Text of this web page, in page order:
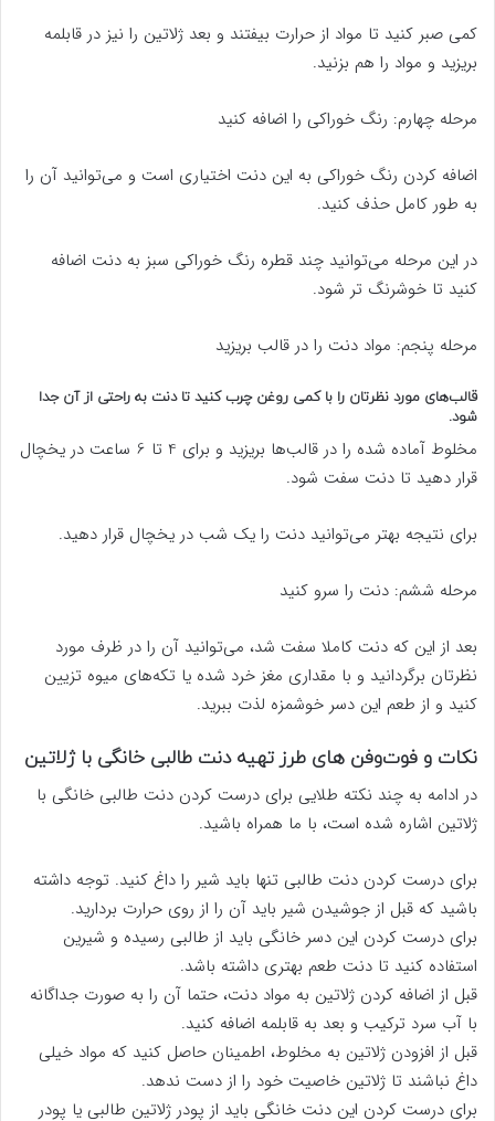
کمی صبر کنید تا مواد از حرارت بیفتند و بعد ژلاتین را نیز در قابلمه
بریزید و مواد را هم بزنید.
مرحله چهارم: رنگ خوراکی را اضافه کنید
اضافه کردن رنگ خوراکی به این دنت اختیاری است و می‌توانید آن را
به طور کامل حذف کنید.
در این مرحله می‌توانید چند قطره رنگ خوراکی سبز به دنت اضافه
کنید تا خوشرنگ تر شود.
مرحله پنجم: مواد دنت را در قالب بریزید
قالب‌های مورد نظرتان را با کمی روغن چرب کنید تا دنت به ‌راحتی از آن جدا
شود.
مخلوط آماده ‌شده را در قالب‌ها بریزید و برای 4 تا 6 ساعت در یخچال
قرار دهید تا دنت سفت شود.
برای نتیجه بهتر می‌توانید دنت را یک شب در یخچال قرار دهید.
مرحله ششم: دنت را سرو کنید
بعد از این که دنت کاملا سفت شد، می‌توانید آن را در ظرف مورد
نظرتان برگردانید و با مقداری مغز خرد شده یا تکه‌های میوه تزیین
کنید و از طعم این دسر خوشمزه لذت ببرید.
نکات و فوت‌وفن های طرز تهیه دنت طالبی خانگی با ژلاتین
در ادامه به چند نکته طلایی برای درست کردن دنت طالبی خانگی با
ژلاتین اشاره شده است، با ما همراه باشید.
برای درست کردن دنت طالبی تنها باید شیر را داغ کنید. توجه داشته
باشید که قبل از جوشیدن شیر باید آن را از روی حرارت بردارید.
برای درست کردن این دسر خانگی باید از طالبی رسیده و شیرین
استفاده کنید تا دنت طعم بهتری داشته باشد.
قبل از اضافه کردن ژلاتین به مواد دنت، حتما آن را به صورت جداگانه
با آب سرد ترکیب و بعد به قابلمه اضافه کنید.
قبل از افزودن ژلاتین به مخلوط، اطمینان حاصل کنید که مواد خیلی
داغ نباشند تا ژلاتین خاصیت خود را از دست ندهد.
برای درست کردن این دنت خانگی باید از پودر ژلاتین طالبی یا پودر